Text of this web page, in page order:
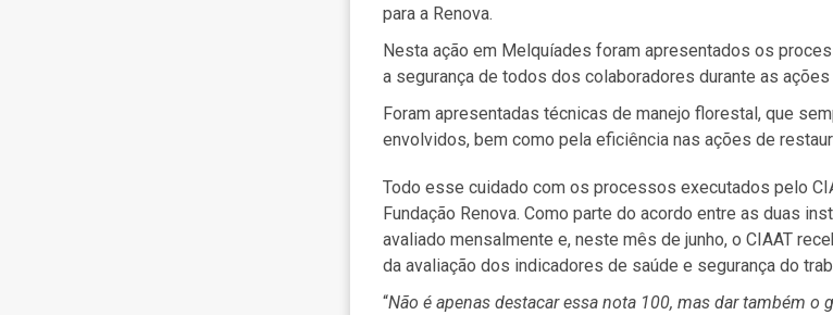
para a Renova.
Nesta ação em Melquíades foram apresentados os
a segurança de todos dos colaboradores durante as ações
Foram apresentadas técnicas de manejo florestal, que
envolvidos, bem como pela eficiência nas ações de
Todo esse cuidado com os processos executados pelo
Fundação Renova. Como parte do acordo entre as duas
avaliado mensalmente e, neste mês de junho, o CIAAT
da avaliação dos indicadores de saúde e segurança do
“Não é apenas destacar essa nota 100, mas dar também o